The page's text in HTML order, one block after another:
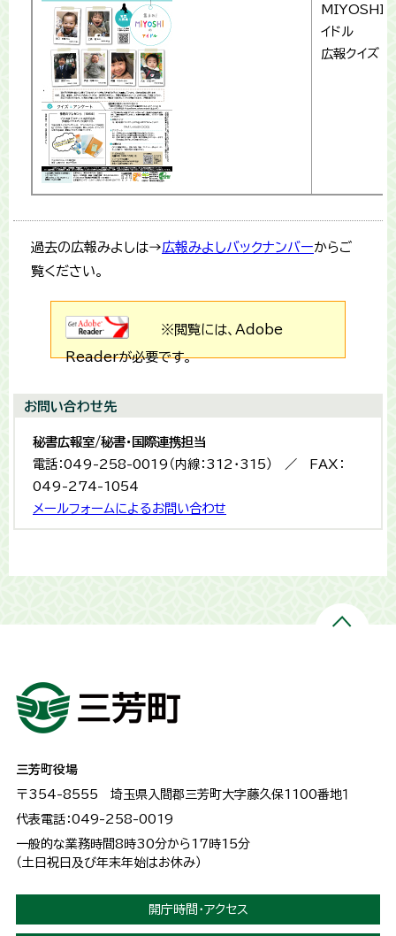
MIYOSHI
イドル
広報クイズ
過去の広報みよしは→広報みよしバックナンバーからご
覧ください。
※閲覧には、Adobe
Readerが必要です。
お問い合わせ先
秘書広報室/秘書・国際連携担当
電話：049-258-0019（内線：312・315） ／ FAX：
049-274-1054
メールフォームによるお問い合わせ
三芳町役場
〒354-8555 埼玉県入間郡三芳町大字藤久保1100番地１
代表電話：049-258-0019
一般的な業務時間8時30分から17時15分
（土日祝日及び年末年始はお休み）
開庁時間・アクセス